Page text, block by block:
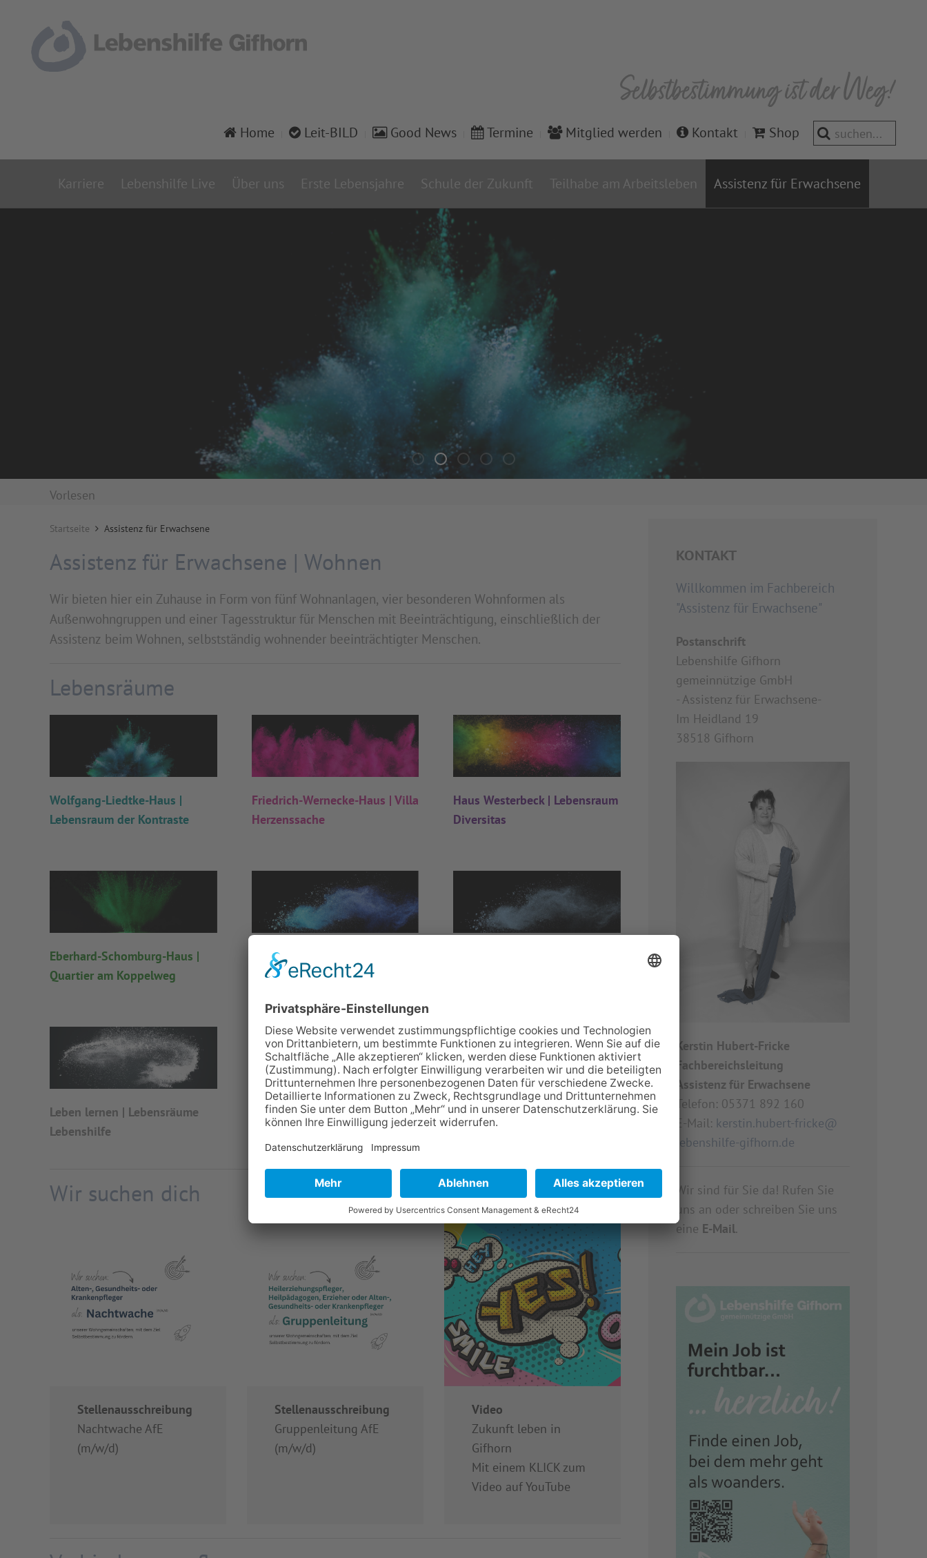
Home Leit-BILD Good News Termine Mitglied werden Kontakt Shop
Karriere Lebenshilfe Live Über uns Erste Lebensjahre Schule der Zukunft Teilhabe am Arbeitsleben Assistenz für Erwachsene
WB 1KP 1 Fwh 1AWG 1
Vorlesen
Startseite Assistenz für Erwachsene
Assistenz für Erwachsene | Wohnen
Wir bieten hier ein Zuhause in Form von fünf Wohnanlagen, vier besonderen Wohnformen als
Außenwohngruppen und einer Tagesstruktur für Menschen mit Beeinträchtigung, einschließlich der
Assistenz beim Wohnen, selbstständig wohnender beeinträchtigter Menschen.
Lebensräume
Wolfgang-Liedtke-Haus |
Lebensraum der Kontraste
Friedrich-Wernecke-Haus | Villa
Herzenssache
Haus Westerbeck | Lebensraum
Diversitas
Eberhard-Schomburg-Haus |
Quartier am Koppelweg
Außenwohngruppen |
Lebensräume der Perspektiven
Leben lernen | Lebensräume
Lebenshilfe
Wir suchen dich
Stellenausschreibung
Nachtwache AfE
(m/w/d)
Stellenausschreibung
Gruppenleitung AfE
(m/w/d)
Video
Zukunft leben in
Gifhorn
Mit einem KLICK zum
Video auf YouTube
KONTAKT
Willkommen im Fachbereich
"Assistenz für Erwachsene"
Postanschrift
Lebenshilfe Gifhorn
gemeinnützige GmbH
- Assistenz für Erwachsene-
Im Heidland 19
38518 Gifhorn
Kerstin Hubert-Fricke
Fachbereichsleitung
Assistenz für Erwachsene
Telefon: 05371 892 160
E-Mail: kerstin.hubert-fricke@
lebenshilfe-gifhorn.de
Wir sind für Sie da! Rufen Sie
uns an oder schreiben Sie uns
eine E-Mail.